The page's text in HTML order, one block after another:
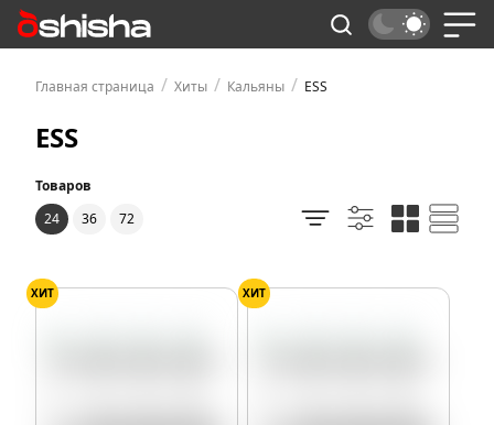
Главная страница / Хиты / Кальяны / ESS
ESS
Товаров
24
36 72
ХИТ ХИТ